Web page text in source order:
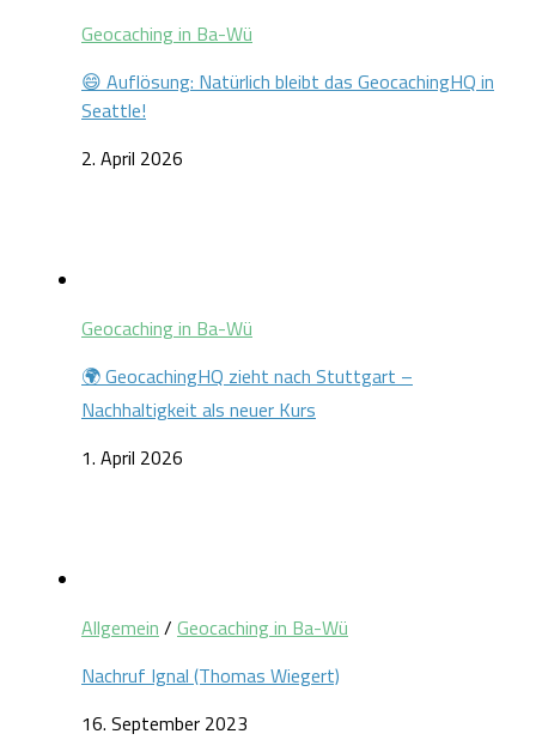
Geocaching in Ba-Wü
😄 Auflösung: Natürlich bleibt das GeocachingHQ in
Seattle!
2. April 2026
Geocaching in Ba-Wü
🌍 GeocachingHQ zieht nach Stuttgart –
Nachhaltigkeit als neuer Kurs
1. April 2026
Allgemein / Geocaching in Ba-Wü
Nachruf Ignal (Thomas Wiegert)
16. September 2023